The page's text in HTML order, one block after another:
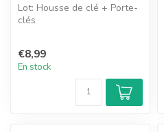
Lot: Housse de clé + Porte-
clés
€8,99
En stock